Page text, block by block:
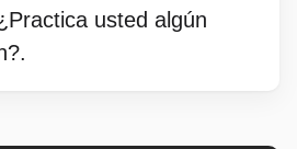
usted algún